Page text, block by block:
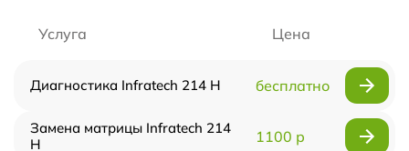
Услуга Цена
Диагностика Infratech 214 Н бесплатно
Замена матрицы Infratech 214
Н
1100 р